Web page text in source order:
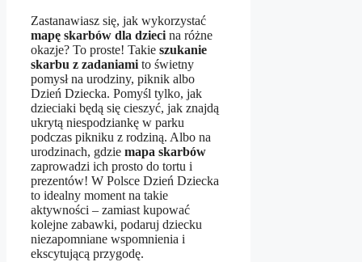
Zastanawiasz się, jak wykorzystać
mapę skarbów dla dzieci na różne
okazje? To proste! Takie szukanie
skarbu z zadaniami to świetny
pomysł na urodziny, piknik albo
Dzień Dziecka. Pomyśl tylko, jak
dzieciaki będą się cieszyć, jak znajdą
ukrytą niespodziankę w parku
podczas pikniku z rodziną. Albo na
urodzinach, gdzie mapa skarbów
zaprowadzi ich prosto do tortu i
prezentów! W Polsce Dzień Dziecka
to idealny moment na takie
aktywności – zamiast kupować
kolejne zabawki, podaruj dziecku
niezapomniane wspomnienia i
ekscytującą przygodę.